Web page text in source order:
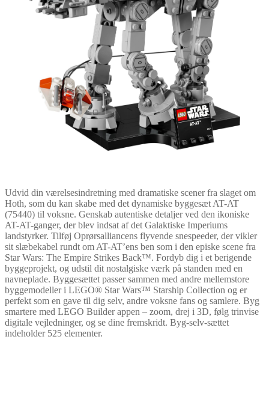
Udvid din værelsesindretning med dramatiske scener fra slaget om
Hoth, som du kan skabe med det dynamiske byggesæt AT-AT
(75440) til voksne. Genskab autentiske detaljer ved den ikoniske
AT-AT-ganger, der blev indsat af det Galaktiske Imperiums
landstyrker. Tilføj Oprørsalliancens flyvende snespeeder, der vikler
sit slæbekabel rundt om AT-AT’ens ben som i den episke scene fra
Star Wars: The Empire Strikes Back™. Fordyb dig i et berigende
byggeprojekt, og udstil dit nostalgiske værk på standen med en
navneplade. Byggesættet passer sammen med andre mellemstore
byggemodeller i LEGO® Star Wars™ Starship Collection og er
perfekt som en gave til dig selv, andre voksne fans og samlere. Byg
smartere med LEGO Builder appen – zoom, drej i 3D, følg trinvise
digitale vejledninger, og se dine fremskridt. Byg-selv-sættet
indeholder 525 elementer.